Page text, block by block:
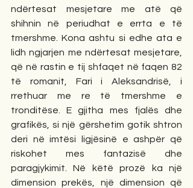
ndërtesat mesjetare me atë që
shihnin në periudhat e errta e të
tmershme. Kona ashtu si edhe ata e
lidh ngjarjen me ndërtesat mesjetare,
që në rastin e tij shfaqet në faqen 82
të romanit, Fari i Aleksandrisë, i
rrethuar me re të tmershme e
tronditëse. E gjitha mes fjalës dhe
grafikës, si një gërshetim gotik shtron
deri në imtësi ligjësinë e ashpër që
riskohet mes fantazisë dhe
paragjykimit. Në këtë prozë ka një
dimension prekës, një dimension që